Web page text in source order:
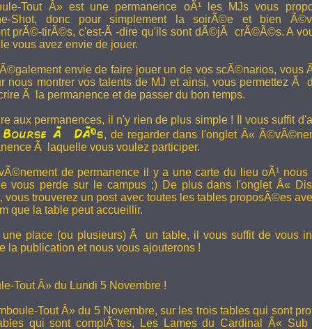
Tout Â» est une permanence oÃ¹ les MJs vous
Shot, donc pour simplement la soirÃ©e et bien
prÃ©-tirÃ©s, c'est-Ã -dire qu'ils sont dÃ©jÃ crÃ©Ã©s. A
vous avez envie de jouer.
envie de faire jouer un de vos scÃ©narios, vous
nous montrer vos talents de MJ et ainsi, vous permettez Ã
Ã la permanence et de passer du bon temps.
aux permanences, il n'y rien de plus simple ! Il vous suffit
Bourse Ã DÃ©s, de regarder dans l'onglet Â«
Ã laquelle vous voulez participer.
de permanence il y a une carte du lieu oÃ¹ nous
vous perde sur le campus ;) De plus dans l'onglet Â«
trouverez un post avec toutes les tables proposÃ©es
que la table peut accueillir.
place (ou plusieurs) Ã un table, il vous suffit de vous
la publication et nous vous ajouterons !
Tout Â» du Lundi 5 Novembre !
Tout Â» du 5 Novembre, sur les trois tables qui sont
qui sont complÃ¨tes,
Les Lames du Cardinal Â« Sub